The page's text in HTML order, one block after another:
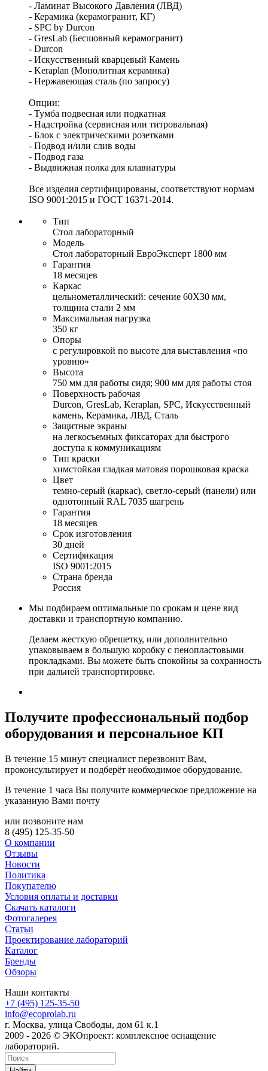
- Ламинат Высокого Давления (ЛВД)
- Керамика (керамогранит, КГ)
- SPC by Durcon
- GresLab (Бесшовный керамогранит)
- Durcon
- Искусственный кварцевый Камень
- Keraplan (Монолитная керамика)
- Нержавеющая сталь (по запросу)
Опции:
- Тумба подвесная или подкатная
- Надстройка (сервисная или титровальная)
- Блок с электрическими розетками
- Подвод и/или слив воды
- Подвод газа
- Выдвижная полка для клавиатуры
Все изделия сертифицированы, соответствуют нормам
ISO 9001:2015 и ГОСТ 16371-2014.
Тип
Стол лабораторный
Модель
Стол лабораторный ЕвроЭксперт 1800 мм
Гарантия
18 месяцев
Каркас
цельнометаллический: сечение 60Х30 мм,
толщина стали 2 мм
Максимальная нагрузка
350 кг
Опоры
с регулировкой по высоте для выставления «по
уровню»
Высота
750 мм для работы сидя; 900 мм для работы стоя
Поверхность рабочая
Durcon, GresLab, Keraplan, SPC, Искусственный
камень, Керамика, ЛВД, Сталь
Защитные экраны
на легкосъемных фиксаторах для быстрого
доступа к коммуникациям
Тип краски
химстойкая гладкая матовая порошковая краска
Цвет
темно-серый (каркас), светло-серый (панели) или
однотонный RAL 7035 шагрень
Гарантия
18 месяцев
Срок изготовления
30 дней
Сертификация
ISO 9001:2015
Страна бренда
Россия
Мы подбираем оптимальные по срокам и цене вид
доставки и транспортную компанию.
Делаем жесткую обрешетку, или дополнительно
упаковываем в большую коробку с пенопластовыми
прокладками. Вы можете быть спокойны за сохранность
при дальней транспортировке.
Получите профессиональный подбор
оборудования и персональное КП
В течение 15 минут специалист перезвонит Вам,
проконсультирует и подберёт необходимое оборудование.
В течение 1 часа Вы получите коммерческое предложение на
указанную Вами почту
или позвоните нам
8 (495) 125-35-50
О компании
Отзывы
Новости
Политика
Покупателю
Условия оплаты и доставки
Скачать каталоги
Фотогалерея
Статьи
Проектирование лабораторий
Каталог
Бренды
Обзоры
Наши контакты
+7 (495) 125-35-50
info@ecoprolab.ru
г. Москва, улица Свободы, дом 61 к.1
2009 - 2026 © ЭКОпроект: комплексное оснащение
лабораторий.